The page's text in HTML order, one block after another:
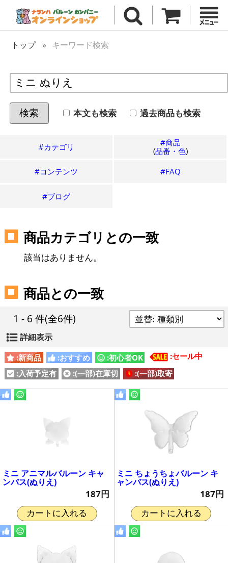
トップ キーワード検索
検索 本文も検索 過去商品も検索
#カテゴリ
#商品
(品番・色)
#コンテンツ #FAQ
#ブログ
商品カテゴリとの一致
該当はありません。
商品との一致
1 - 6 件(全6件)
詳細表示
:新商品 :おすすめ :初心者OK
:セール中
:入荷予定有
:(一部)在庫切 :(一部)取寄
ミニ アニマルバルーン キャ
ンバス(ぬりえ)
187円
カートに入れる
ミニ ちょうちょバルーン キ
ャンバス(ぬりえ)
187円
カートに入れる